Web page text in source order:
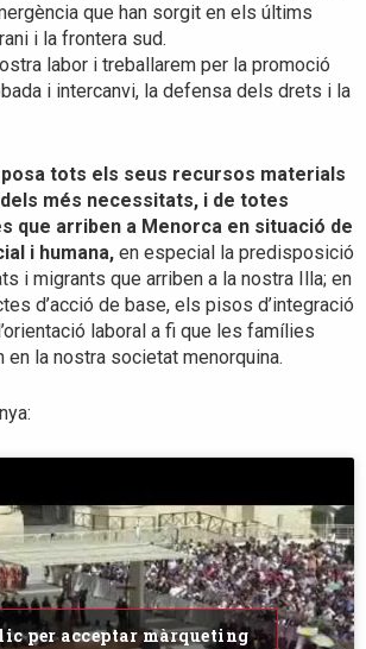
que han sorgit en els últims
i la frontera sud.
labor i treballarem per la promoció
i intercanvi, la defensa dels drets i la
tots els seus recursos materials
més necessitats, i de totes
que arriben a Menorca en situació de
i humana, en especial la predisposició
i migrants que arriben a la nostra Illa; en
d’acció de base, els pisos d’integració
laboral a fi que les famílies
en la nostra societat menorquina.
per acceptar màrqueting